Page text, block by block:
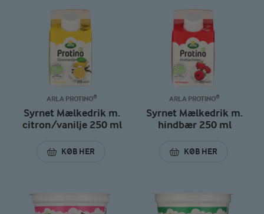
ARLA PROTINO®
Syrnet Mælkedrik m.
citron/vanilje 250 ml
KØB HER
SYRNET MÆLKEDRIK M. CITRON/VANILJE 250 ML
ARLA PROTINO®
Syrnet Mælkedrik m.
hindbær 250 ml
KØB HER
SYRNET